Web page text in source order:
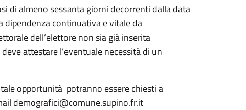
di almeno sessanta giorni decorrenti dalla data
continuativa e vitale da
dell’elettore non sia già inserita
attestare l’eventuale necessità di un
opportunità potranno essere chiesti a
demografici@comune.supino.fr.it